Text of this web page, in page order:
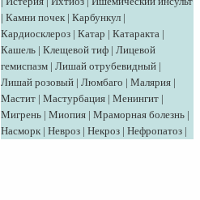
| Камни почек | Карбункул |
Кардиосклероз | Катар | Катаракта |
Кашель | Клещевой тиф | Лицевой
гемиспазм | Лишай отрубевидный |
Лишай розовый | Люмбаго | Малярия |
Мастит | Мастурбация | Менингит |
Мигрень | Миопия | Мраморная болезнь |
Насморк | Невроз | Некроз | Нефропатоз |